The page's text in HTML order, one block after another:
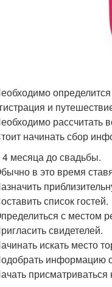
и
рассчитать
начинать сбор
месяца до свадьбы.
в это время
список гостей.
с местом
свидетелей.
искать место
информацию